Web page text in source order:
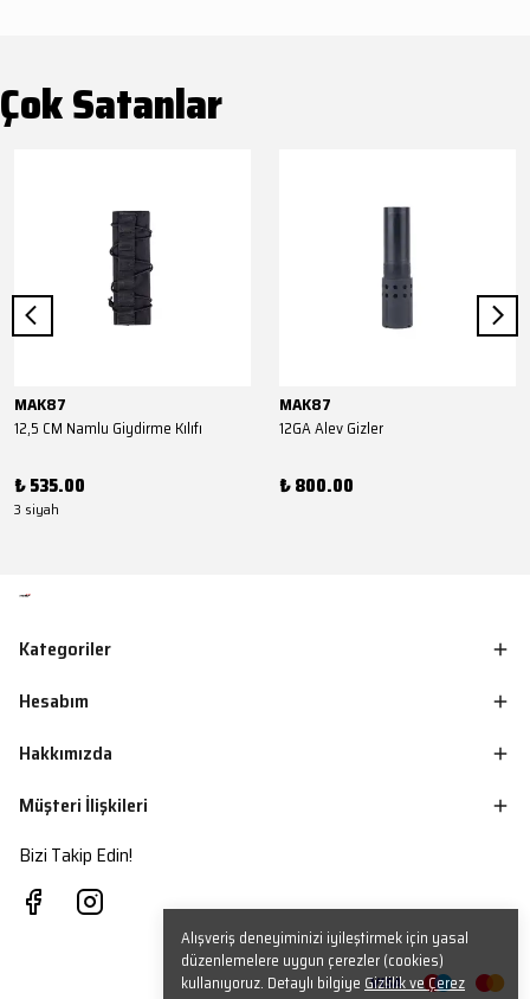
Alışveriş deneyiminizi iyileştirmek için yasal
düzenlemelere uygun çerezler (cookies)
kullanıyoruz. Detaylı bilgiye Gizlilik ve Çerez
Çok Satanlar
MAK87
12,5 CM Namlu Giydirme Kılıfı
₺ 535.00
3 siyah
MAK87
12GA Alev Gizler
₺ 800.00
Kategoriler
Hesabım
Hakkımızda
Müşteri İlişkileri
Bizi Takip Edin!